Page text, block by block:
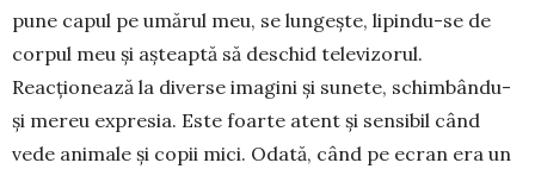
pune capul pe umărul meu, se lungește, lipindu-se de
corpul meu şi aşteaptă să deschid televizorul.
Reacţionează la diverse imagini şi sunete, schimbându-
şi mereu expresia. Este foarte atent și sensibil când
vede animale şi copii mici. Odată, când pe ecran era un